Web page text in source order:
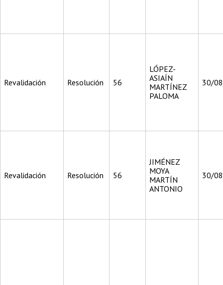
Revalidación Resolución 56
LÓPEZ-
ASIAÍN
MARTÍNEZ
PALOMA
30/
Revalidación Resolución 56
JIMÉNEZ
MOYA
MARTÍN
ANTONIO
30/